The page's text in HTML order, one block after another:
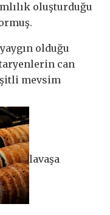
oluşturduğu
olduğu
can
mevsim
lavaşa